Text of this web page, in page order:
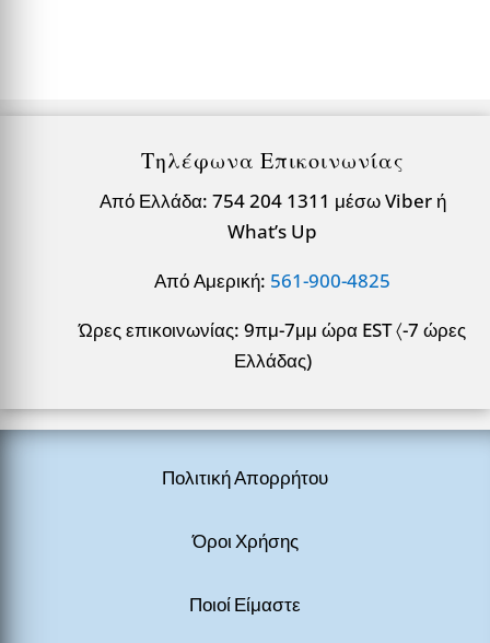
Τηλέφωνα Επικοινωνίας
Από Ελλάδα: 754 204 1311 μέσω Viber ή
What’s Up
Από Αμερική: 561-900-4825
Ώρες επικοινωνίας: 9πμ-7μμ ώρα EST 〈-7 ώρες
Ελλάδας)
Πολιτική Απορρήτου
Όροι Χρήσης
Ποιοί Είμαστε